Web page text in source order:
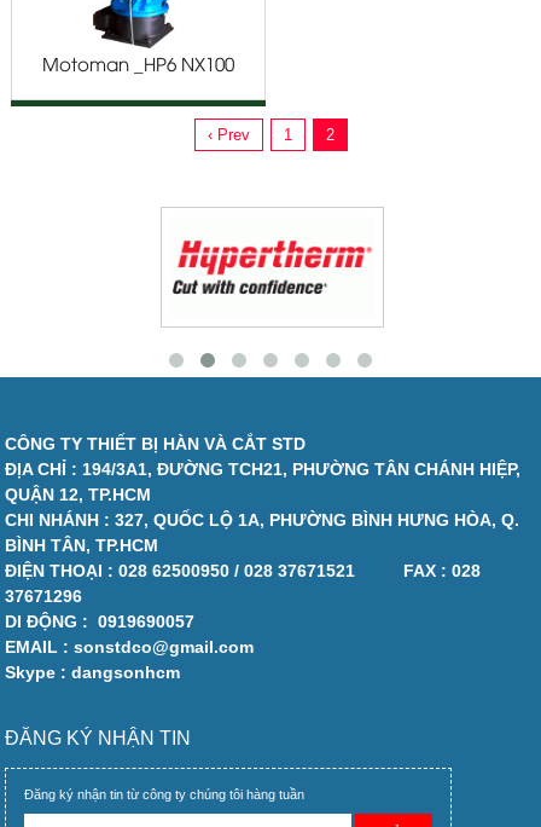
Motoman _HP6 NX100
‹ Prev 1 2
CÔNG TY THIẾT BỊ HÀN VÀ CẮT STD
ĐỊA CHỈ : 194/3A1, ĐƯỜNG TCH21, PHƯỜNG TÂN CHÁNH HIỆP,
QUẬN 12, TP.HCM
CHI NHÁNH : 327, QUỐC LỘ 1A, PHƯỜNG BÌNH HƯNG HÒA, Q.
BÌNH TÂN, TP.HCM
ĐIỆN THOẠI :028 62500950 / 028 37671521 FAX :028
37671296
DI ĐỘNG :0919690057
EMAIL : sonstdco@gmail.com
Skype : dangsonhcm
ĐĂNG KÝ NHẬN TIN
Đăng ký nhận tin từ công ty chúng tôi hàng tuần